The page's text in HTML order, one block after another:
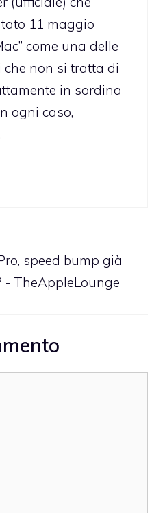
11 maggio
come una delle
che non si tratta di
in sordina
ogni caso,
speed bump già
- TheAppleLounge